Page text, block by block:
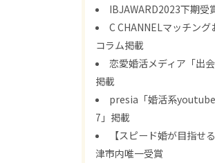
IBJAWARD2023下期受
C CHANNELマッチン
コラム掲載
恋愛婚活メディア「出会
掲載
presia「婚活系
7」掲載
【スピード婚が目指せ
津市内唯一受賞